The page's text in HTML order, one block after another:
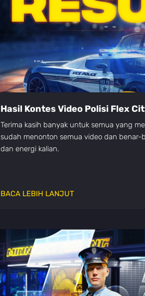
Hasil Kontes Video Polisi Flex
Terima kasih banyak untuk semua yang
sudah menonton semua video dan benar-
dan energi kalian.
BACA LEBIH LANJUT